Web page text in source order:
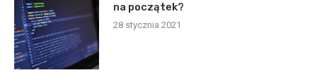
na początek?
28 stycznia 2021